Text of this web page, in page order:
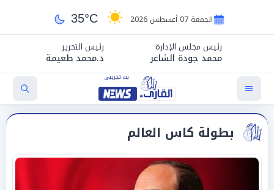
الجمعة 07 أغسطس 2026 35°C
رئيس مجلس الإدارة
محمد جودة الشاعر
رئيس التحرير
د.محمد طعيمة
بطولة كاس العالم